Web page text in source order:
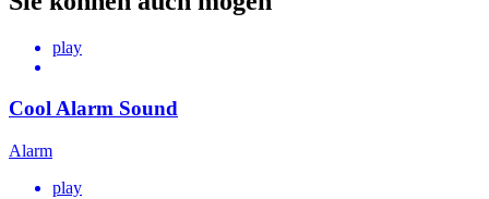
play
Cool Alarm Sound
Alarm
play